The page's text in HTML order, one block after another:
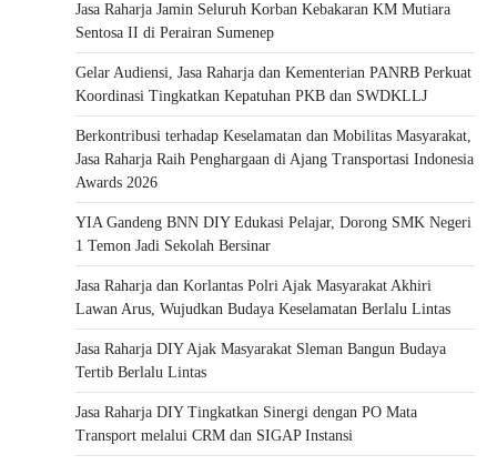
Jasa Raharja Jamin Seluruh Korban Kebakaran KM Mutiara
Sentosa II di Perairan Sumenep
Gelar Audiensi, Jasa Raharja dan Kementerian PANRB Perkuat
Koordinasi Tingkatkan Kepatuhan PKB dan SWDKLLJ
Berkontribusi terhadap Keselamatan dan Mobilitas Masyarakat,
Jasa Raharja Raih Penghargaan di Ajang Transportasi Indonesia
Awards 2026
YIA Gandeng BNN DIY Edukasi Pelajar, Dorong SMK Negeri
1 Temon Jadi Sekolah Bersinar
Jasa Raharja dan Korlantas Polri Ajak Masyarakat Akhiri
Lawan Arus, Wujudkan Budaya Keselamatan Berlalu Lintas
Jasa Raharja DIY Ajak Masyarakat Sleman Bangun Budaya
Tertib Berlalu Lintas
Jasa Raharja DIY Tingkatkan Sinergi dengan PO Mata
Transport melalui CRM dan SIGAP Instansi